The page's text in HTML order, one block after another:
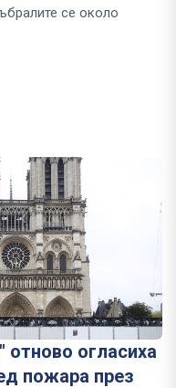
се около
огласиха
пожара през